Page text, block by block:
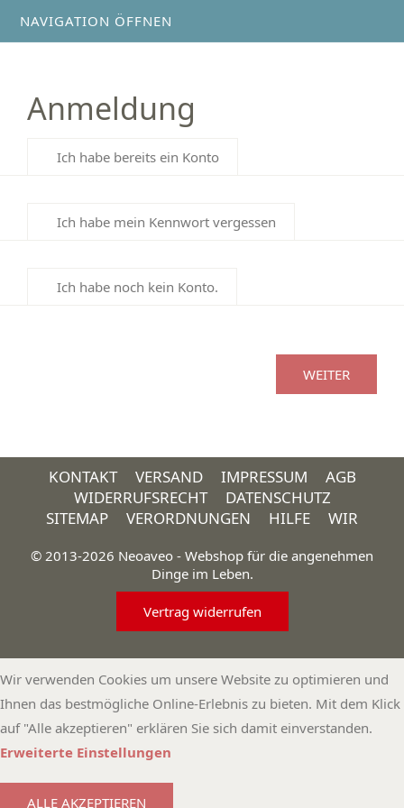
NAVIGATION ÖFFNEN
Anmeldung
Ich habe bereits ein Konto
Ich habe mein Kennwort vergessen
Ich habe noch kein Konto.
KONTAKT VERSAND IMPRESSUM
AGB
WIDERRUFSRECHT
DATENSCHUTZ
SITEMAP
VERORDNUNGEN HILFE WIR
© 2013-2026 Neoaveo - Webshop für die angenehmen
Dinge im Leben.
Vertrag widerrufen
Wir verwenden Cookies um unsere Website zu optimieren und
Ihnen das bestmögliche Online-Erlebnis zu bieten. Mit dem Klick
auf "Alle akzeptieren" erklären Sie sich damit einverstanden.
Erweiterte Einstellungen
ALLE AKZEPTIEREN